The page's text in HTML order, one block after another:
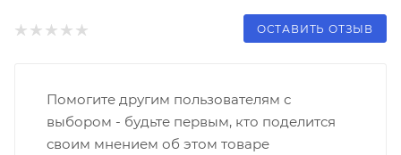
ОСТАВИТЬ ОТЗЫВ
Помогите другим пользователям с
выбором - будьте первым, кто поделится
своим мнением об этом товаре